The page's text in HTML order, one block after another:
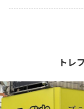
2021(341)
トレ